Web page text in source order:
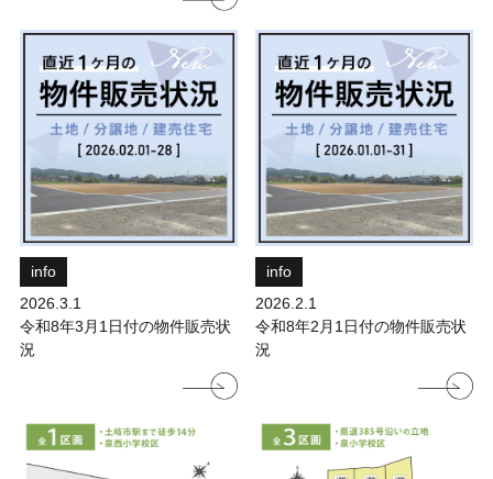
info
2026.3.1
令和8年3月1日付の物件販売状
況
info
2026.2.1
令和8年2月1日付の物件販売状
況